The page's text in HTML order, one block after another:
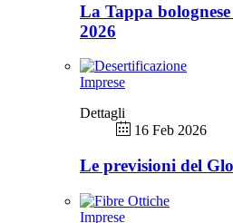
La Tappa
2026
Imprese
Dettagli
16 Feb 2026
Le previsioni del
Imprese